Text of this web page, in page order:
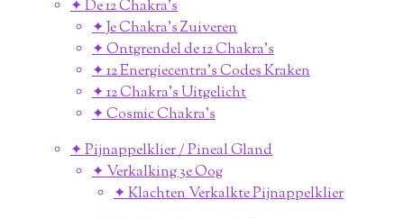
✦ De 12 Chakra's
✦ Je Chakra's Zuiveren
✦ Ontgrendel de 12 Chakra's
✦ 12 Energiecentra's Codes Kraken
✦ 12 Chakra's Uitgelicht
✦ Cosmic Chakra's
✦ Pijnappelklier / Pineal Gland
✦ Verkalking 3e Oog
✦ Klachten Verkalkte Pijnappelklier